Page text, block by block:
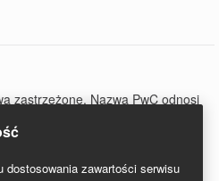
zastrzeżone. Nazwa PwC odnosi
Więcej informacji na stronie
zarejestrowanym tytułem
zawartości serwisu